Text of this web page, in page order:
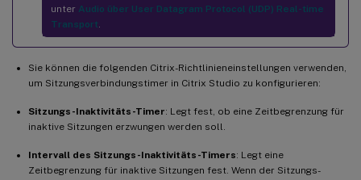
unter Audio über User Datagram Protocol (UDP) Real-time
Transport
Sie können die folgenden Citrix-Richtlinieneinstellungen verwenden,
um Sitzungsverbindungstimer in Citrix Studio zu konfigurieren:
Sitzungs-Inaktivitäts-Timer: Legt fest, ob eine Zeitbegrenzung für
inaktive Sitzungen erzwungen werden soll.
Intervall des Sitzungs-Inaktivitäts-Timers: Legt eine
Zeitbegrenzung für inaktive Sitzungen fest. Wenn der Sitzungs-